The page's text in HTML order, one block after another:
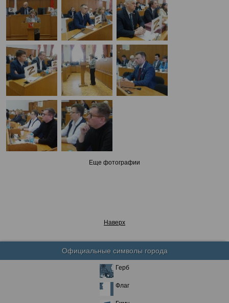
Еще фотографии
Наверх
Официальные символы города
Герб
Флаг